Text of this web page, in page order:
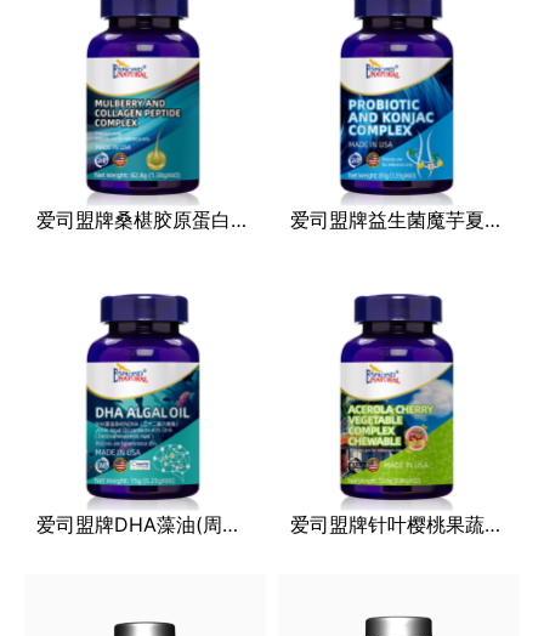
爱司盟牌桑椹胶原蛋白肽复合片(周年庆典版) 爱司盟牌益生菌魔芋夏合片(周年庆典版)
爱司盟牌DHA藻油(周年庆典版) 爱司盟牌针叶樱桃果蔬复合咀嚼片(周年庆典版)